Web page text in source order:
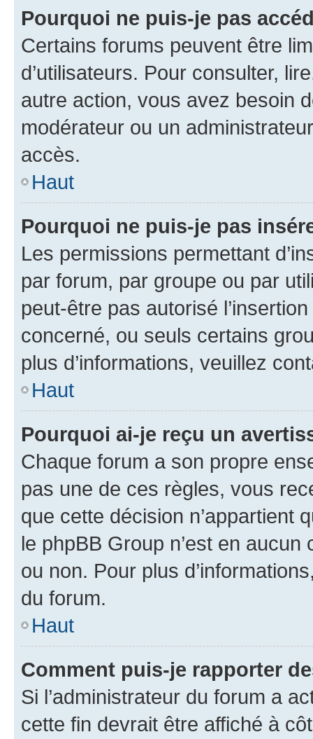
Pourquoi ne puis-je pas
Certains forums peuvent être
d’utilisateurs. Pour consulter,
autre action, vous avez besoin
modérateur ou un
accès.
Haut
Pourquoi ne puis-je pas
Les permissions permettant
par forum, par groupe ou par
peut-être pas autorisé
concerné, ou seuls certains
plus d’informations, veuillez
Haut
Pourquoi ai-je reçu un
Chaque forum a son propre
pas une de ces règles, vous
que cette décision n’appartient
le phpBB Group n’est en
ou non. Pour plus
du forum.
Haut
Comment puis-je rapporter
Si l’administrateur du forum a
cette fin devrait être affiché à